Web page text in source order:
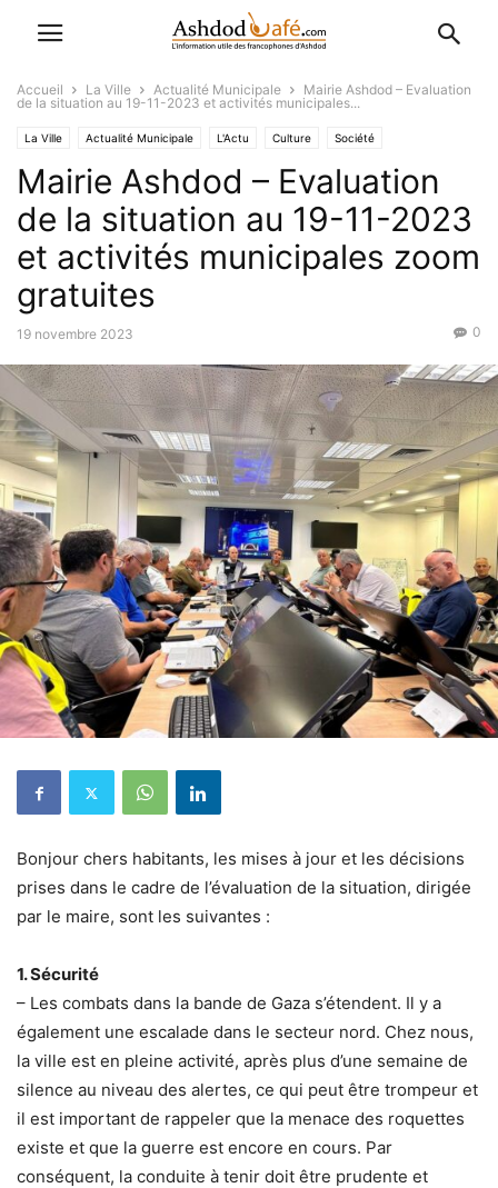
Accueil La Ville Actualité Municipale
Mairie Ashdod – Evaluation
de la situation au 19-11-2023 et activités municipales...
La Ville Actualité Municipale L'Actu Culture Société
Mairie Ashdod – Evaluation
de la situation au 19-11-2023
et activités municipales zoom
gratuites
19 novembre 2023 0
Bonjour chers habitants, les mises à jour et les décisions
prises dans le cadre de l’évaluation de la situation, dirigée
par le maire, sont les suivantes :
1. Sécurité
– Les combats dans la bande de Gaza s’étendent. Il y a
également une escalade dans le secteur nord. Chez nous,
la ville est en pleine activité, après plus d’une semaine de
silence au niveau des alertes, ce qui peut être trompeur et
il est important de rappeler que la menace des roquettes
existe et que la guerre est encore en cours. Par
conséquent, la conduite à tenir doit être prudente et